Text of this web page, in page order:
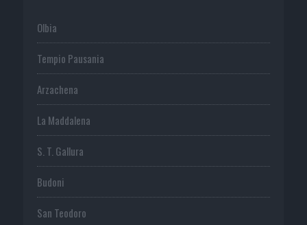
Olbia
Tempio Pausania
Arzachena
La Maddalena
S. T. Gallura
Budoni
San Teodoro